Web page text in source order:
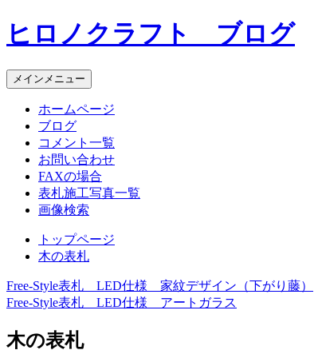
コ
ン
ン
ツ
ヒロノクラフト ブログ
メインメニュー
ホームページ
ブログ
コメント一覧
お問い合わせ
FAXの場合
表札施工写真一覧
画像検索
トップページ
木の表札
投
稿
ナ
Free-Style表札 LED仕様 家紋デザイン（下がり藤）
Free-Style表札 LED仕様 アートガラス
木の表札